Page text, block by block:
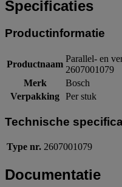
Specificaties
Productinformatie
Productnaam
Parallel- en
2607001079
Merk
Bosch
Verpakking Per stuk
Technische
Type nr. 2607001079
Documentatie